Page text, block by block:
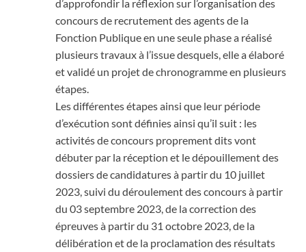
d’approfondir la réflexion sur l’organisation des
concours de recrutement des agents de la
Fonction Publique en une seule phase a réalisé
plusieurs travaux à l’issue desquels, elle a élaboré
et validé un projet de chronogramme en plusieurs
étapes.
Les différentes étapes ainsi que leur période
d’exécution sont définies ainsi qu’il suit : les
activités de concours proprement dits vont
débuter par la réception et le dépouillement des
dossiers de candidatures à partir du 10 juillet
2023, suivi du déroulement des concours à partir
du 03 septembre 2023, de la correction des
épreuves à partir du 31 octobre 2023, de la
délibération et de la proclamation des résultats